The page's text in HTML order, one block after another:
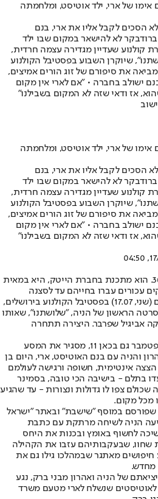
של ארי, ילד אוטיסט, ומלחמתה
הסכים לקבל אליו את ארי, בנם
לא להישאר במקום שבו ילד
קולנוע שעדיין מגדירה עצמה חרדית,
שיוקרן השבוע בפסטיבל הקולנוע
את סיפורם של זוג הורים אמיצים,
ישולב בחברה • "אם לארי אין מקום
אז ודאי שזה לא המקום בשבילנו"
של ארי, ילד אוטיסט, ומלחמתה
הסכים לקבל אליו את ארי, בנם
לא להישאר במקום שבו ילד
קולנוע שעדיין מגדירה עצמה חרדית,
שיוקרן השבוע בפסטיבל הקולנוע
את סיפורם של זוג הורים אמיצים,
ישולב בחברה • "אם לארי אין מקום
אז ודאי שזה לא המקום בשבילנו"
הניה ואהרון ברודבקר הם בני 30. הוא מתכנת בחברת הייטק, היא במאית
עכורים עברו בחייהם עד לסצנה
המרגשת שצפויה להתרחש היום (שני, 17.07) בפסטיבל הקולנוע בירושלים,
הראשון של הניה, "שלושתנו", שאותו
אביגיל שפרבר. היצירה תתחרה
שמו של הסרט, שיוקרן החל מספטמבר גם בכאן 11, מסגיר את המסע
והניה עם בנם האוטיסט, ארי, היום בן
אינטימית, חשופה ורגישה לעולמם
בתלם - בישיבה הכי טובה, בסמינר
צפו לו גדולות ונצורות - עד שהגיע
מכל מקום.
שפורסם במוסף "שישבת" ובאתר "ישראל
הניה לשיחה מרתקת עם כתבת
לחשוף באומץ ובכנות את היחס
שחוו, שבעקבותיהם עזבו את הקהילה
חיפושים מאתגר שבמהלכו גילו גם את
מחדש.
של הניה ואהרון מבני ברק, נגע
לאוטיסטים שנשלח לארי מטעם משרד